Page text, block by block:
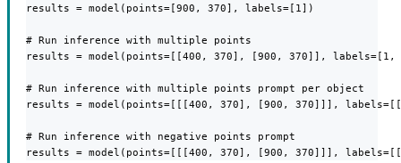
results = model(points=[900, 370], labels=[1])
# Run inference with multiple points
results = model(points=[[400, 370], [900, 370]],
# Run inference with multiple points prompt per object
results = model(points=[[[400, 370], [900, 370]]],
# Run inference with negative points prompt
results = model(points=[[[400, 370], [900, 370]]],